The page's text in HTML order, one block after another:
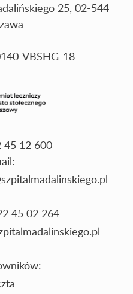
25, 02-544
VBSHG-18
45 12 600
45 02 264